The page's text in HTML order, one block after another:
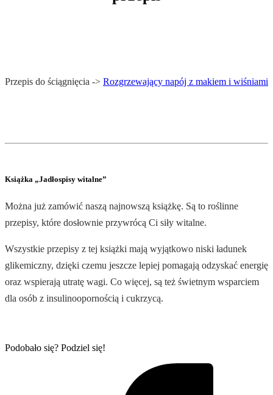
Przepis do ściągnięcia -> Rozgrzewający napój z makiem i wiśniami
Książka „Jadłospisy witalne”
Można już zamówić naszą najnowszą książkę. Są to roślinne
przepisy, które dosłownie przywrócą Ci siły witalne.
Wszystkie przepisy z tej książki mają wyjątkowo niski ładunek
glikemiczny, dzięki czemu jeszcze lepiej pomagają odzyskać energię
oraz wspierają utratę wagi. Co więcej, są też świetnym wsparciem
dla osób z insulinoopornością i cukrzycą.
Podobało się? Podziel się!